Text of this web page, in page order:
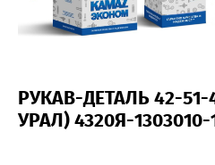
РУКАВ-ДЕТАЛЬ 42-51-
УРАЛ) 4320Я-1303010-